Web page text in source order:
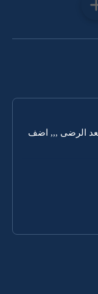
الرضى ,,, اضف